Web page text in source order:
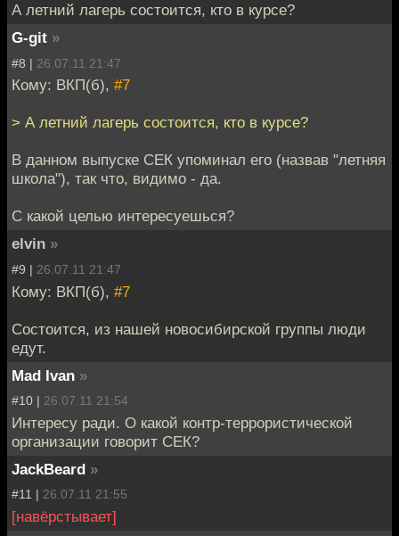
А летний лагерь состоится, кто в курсе?
G-git »
#8 | 26.07.11 21:47
Кому: ВКП(б), #7
> А летний лагерь состоится, кто в курсе?
В данном выпуске СЕК упоминал его (назвав "летняя
школа"), так что, видимо - да.
С какой целью интересуешься?
elvin »
#9 | 26.07.11 21:47
Кому: ВКП(б), #7
Состоится, из нашей новосибирской группы люди
едут.
Mad Ivan »
#10 | 26.07.11 21:54
Интересу ради. О какой контр-террористической
организации говорит СЕК?
JackBeard »
#11 | 26.07.11 21:55
[навёрстывает]